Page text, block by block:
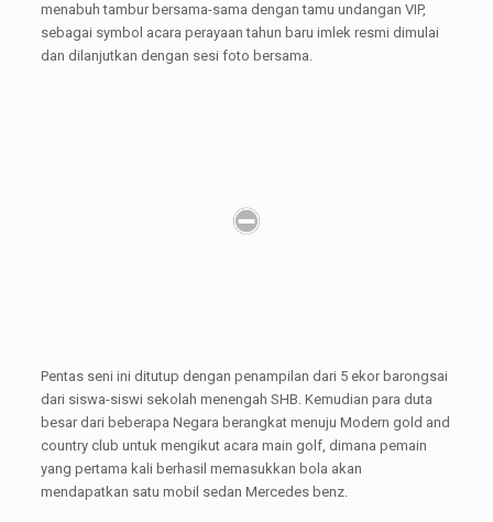
menabuh tambur bersama-sama dengan tamu undangan VIP,
sebagai symbol acara perayaan tahun baru imlek resmi dimulai
dan dilanjutkan dengan sesi foto bersama.
Pentas seni ini ditutup dengan penampilan dari 5 ekor barongsai
dari siswa-siswi sekolah menengah SHB. Kemudian para duta
besar dari beberapa Negara berangkat menuju Modern gold and
country club untuk mengikut acara main golf, dimana pemain
yang pertama kali berhasil memasukkan bola akan
mendapatkan satu mobil sedan Mercedes benz.